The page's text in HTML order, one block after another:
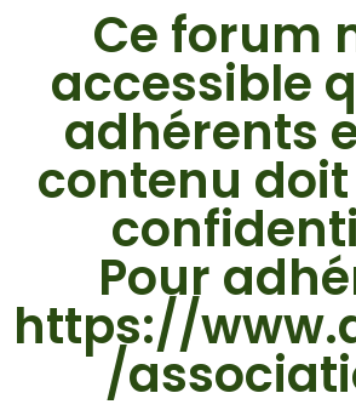
Ce forum
accessible
adhérents
contenu
Pour
https://
/